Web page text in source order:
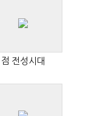
전성시대